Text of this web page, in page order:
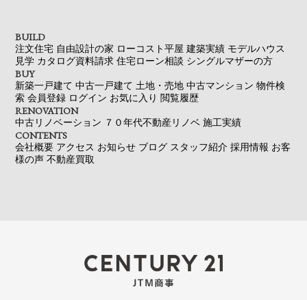
BUILD
注文住宅 自由設計の家 ローコスト平屋 建築実績 モデルハウス
見学 カタログ資料請求 住宅ローン相談 シングルマザーの方
BUY
新築一戸建て 中古一戸建て 土地・売地 中古マンション 物件検
索 会員登録 ログイン お気に入り 閲覧履歴
RENOVATION
中古リノベーション ７０年代不動産リノベ 施工実績
CONTENTS
会社概要 アクセス お知らせ ブログ スタッフ紹介 採用情報 お客
様の声 不動産買取